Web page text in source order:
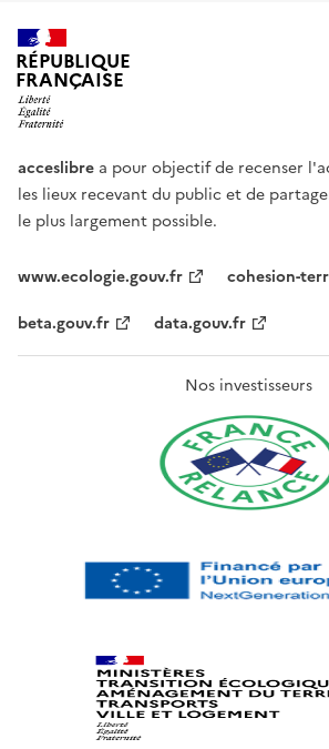
RÉPUBLIQUE
FRANÇAISE
acceslibre a pour objectif de recenser
les lieux recevant du public et de
le plus largement possible.
www.ecologie.gouv.fr
cohesion-
beta.gouv.fr
data.gouv.fr
Nos investisseurs